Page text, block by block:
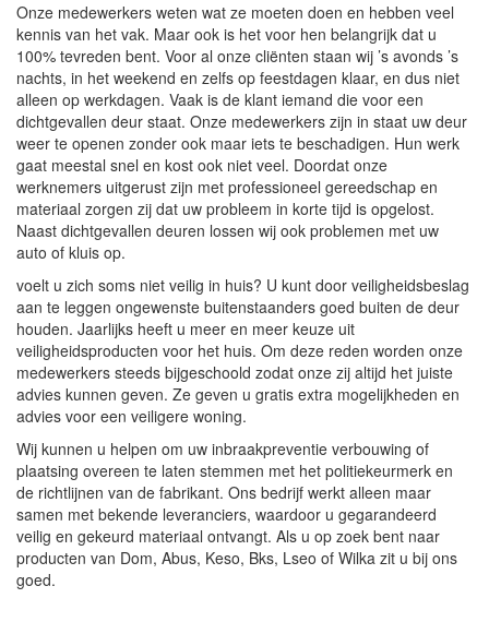
Onze medewerkers weten wat ze moeten doen en hebben veel
kennis van het vak. Maar ook is het voor hen belangrijk dat u
100% tevreden bent. Voor al onze cliënten staan wij ’s avonds ’s
nachts, in het weekend en zelfs op feestdagen klaar, en dus niet
alleen op werkdagen. Vaak is de klant iemand die voor een
dichtgevallen deur staat. Onze medewerkers zijn in staat uw deur
weer te openen zonder ook maar iets te beschadigen. Hun werk
gaat meestal snel en kost ook niet veel. Doordat onze
werknemers uitgerust zijn met professioneel gereedschap en
materiaal zorgen zij dat uw probleem in korte tijd is opgelost.
Naast dichtgevallen deuren lossen wij ook problemen met uw
auto of kluis op.
voelt u zich soms niet veilig in huis? U kunt door veiligheidsbeslag
aan te leggen ongewenste buitenstaanders goed buiten de deur
houden. Jaarlijks heeft u meer en meer keuze uit
veiligheidsproducten voor het huis. Om deze reden worden onze
medewerkers steeds bijgeschoold zodat onze zij altijd het juiste
advies kunnen geven. Ze geven u gratis extra mogelijkheden en
advies voor een veiligere woning.
Wij kunnen u helpen om uw inbraakpreventie verbouwing of
plaatsing overeen te laten stemmen met het politiekeurmerk en
de richtlijnen van de fabrikant. Ons bedrijf werkt alleen maar
samen met bekende leveranciers, waardoor u gegarandeerd
veilig en gekeurd materiaal ontvangt. Als u op zoek bent naar
producten van Dom, Abus, Keso, Bks, Lseo of Wilka zit u bij ons
goed.